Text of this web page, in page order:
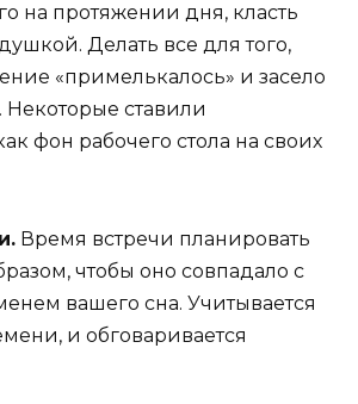
на протяжении дня, класть
Делать все для того,
«примелькалось» и засело
Некоторые ставили
фон рабочего стола на своих
Время встречи планировать
чтобы оно совпадало с
вашего сна. Учитывается
и обговаривается